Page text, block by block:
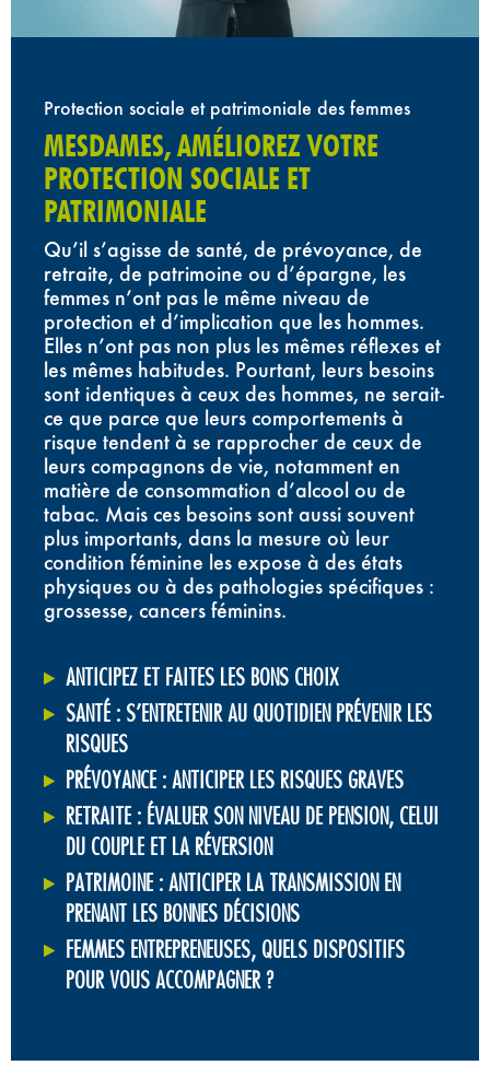
Protection sociale et patrimoniale des femmes
MESDAMES, AMÉLIOREZ VOTRE
PROTECTION SOCIALE ET
PATRIMONIALE
Qu’il s’agisse de santé, de prévoyance, de
retraite, de patrimoine ou d’épargne, les
femmes n’ont pas le même niveau de
protection et d’implication que les hommes.
Elles n’ont pas non plus les mêmes réflexes et
les mêmes habitudes. Pourtant, leurs besoins
sont identiques à ceux des hommes, ne serait-
ce que parce que leurs comportements à
risque tendent à se rapprocher de ceux de
leurs compagnons de vie, notamment en
matière de consommation d’alcool ou de
tabac. Mais ces besoins sont aussi souvent
plus importants, dans la mesure où leur
condition féminine les expose à des états
physiques ou à des pathologies spécifiques :
grossesse, cancers féminins.
ANTICIPEZ ET FAITES LES BONS CHOIX
SANTÉ : S’ENTRETENIR AU QUOTIDIEN PRÉVENIR LES
RISQUES
PRÉVOYANCE : ANTICIPER LES RISQUES GRAVES
RETRAITE : ÉVALUER SON NIVEAU DE PENSION, CELUI
DU COUPLE ET LA RÉVERSION
PATRIMOINE : ANTICIPER LA TRANSMISSION EN
PRENANT LES BONNES DÉCISIONS
FEMMES ENTREPRENEUSES, QUELS DISPOSITIFS
POUR VOUS ACCOMPAGNER ?